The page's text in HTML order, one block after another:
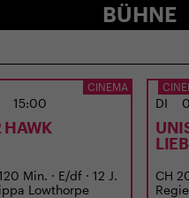
BÜHNE
CINEMA
15:00
HAWK
Min. · E/df · 12 J.
Lowthorpe
DI
CH